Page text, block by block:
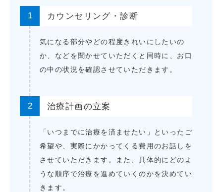
1 カウンセリング・診断
気になる部分やどの程度きれいにしたいの
か、などを聞かせていただくと同時に、お口
の中の状況を確認させていただきます。
2 治療計画の立案
「いつまでに治療を済ませたい」といったご
希望や、実際にかかってくる費用のお話しを
させていただきます。また、具体的にどのよ
うな順序で治療を進めていくのかを決めてい
きます。